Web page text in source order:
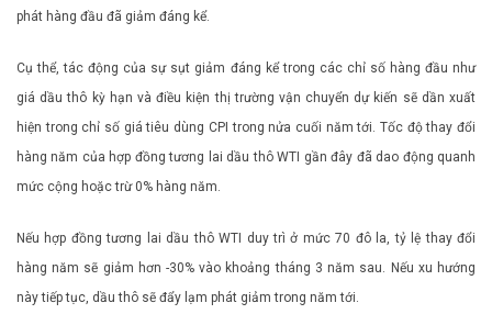
phát hàng đầu đã giảm đáng kể.
Cụ thể, tác động của sự sụt giảm đáng kể trong các chỉ số hàng đầu như
giá dầu thô kỳ hạn và điều kiện thị trường vận chuyển dự kiến ​​sẽ dần xuất
hiện trong chỉ số giá tiêu dùng CPI trong nửa cuối năm tới. Tốc độ thay đổi
hàng năm của hợp đồng tương lai dầu thô WTI gần đây đã dao động quanh
mức cộng hoặc trừ 0% hàng năm.
Nếu hợp đồng tương lai dầu thô WTI duy trì ở mức 70 đô la, tỷ lệ thay đổi
hàng năm sẽ giảm hơn -30% vào khoảng tháng 3 năm sau. Nếu xu hướng
này tiếp tục, dầu thô sẽ đẩy lạm phát giảm trong năm tới.